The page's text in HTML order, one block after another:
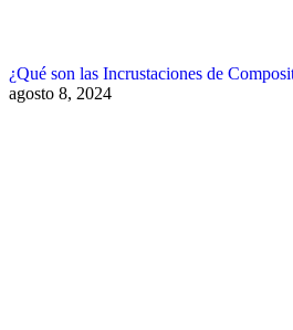
¿Qué son las Incrustaciones de
agosto 8, 2024